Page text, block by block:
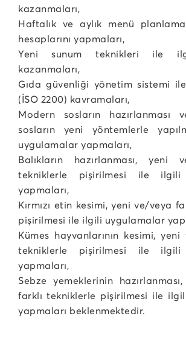
kazanmaları,
Haftalık ve aylık menü
hesaplarını yapmaları,
Yeni sunum teknikleri ile
kazanmaları,
Gıda güvenliği yönetim sistemi
(İSO 2200) kavramaları,
Modern sosların hazırlanması
sosların yeni yöntemlerle
uygulamalar yapmaları,
Balıkların hazırlanması, yeni
tekniklerle pişirilmesi ile ilgili
yapmaları,
Kırmızı etin kesimi, yeni ve/veya
pişirilmesi ile ilgili uygulamalar
Kümes hayvanlarının kesimi,
tekniklerle pişirilmesi ile ilgili
yapmaları,
Sebze yemeklerinin
farklı tekniklerle pişirilmesi ile
yapmaları beklenmektedir.